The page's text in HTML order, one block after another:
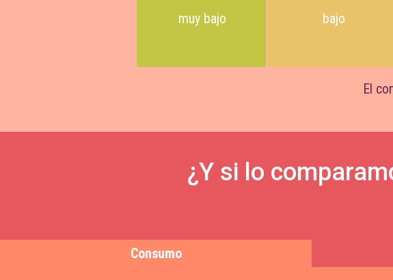
muy bajo bajo
El
¿Y si lo
Consumo